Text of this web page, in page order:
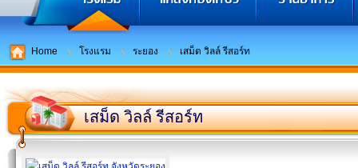
Home โรงแรม ระยอง เสม็ด วิลล์ รีสอร์ท
เสม็ด วิลล์ รีสอร์ท